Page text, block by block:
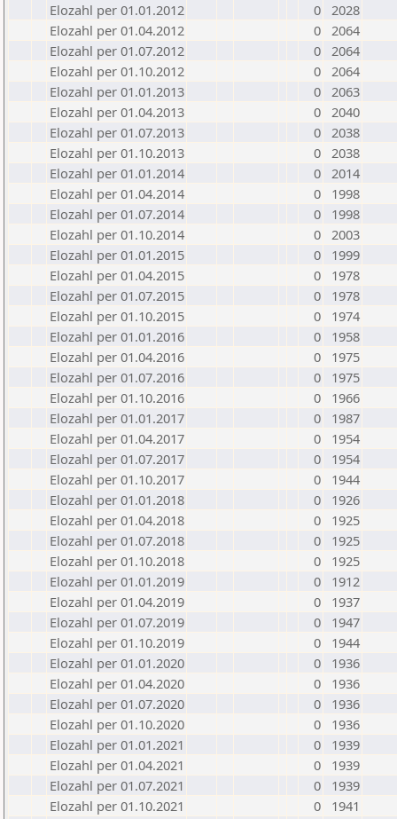
Elozahl per 01.01.2012
0 2028
Elozahl per 01.04.2012
0 2064
Elozahl per 01.07.2012
0 2064
Elozahl per 01.10.2012
0 2064
Elozahl per 01.01.2013
0 2063
Elozahl per 01.04.2013
0 2040
Elozahl per 01.07.2013
0 2038
Elozahl per 01.10.2013
0 2038
Elozahl per 01.01.2014
0 2014
Elozahl per 01.04.2014
0
1998
Elozahl per 01.07.2014
0
1998
Elozahl per 01.10.2014
0 2003
Elozahl per 01.01.2015
0
1999
Elozahl per 01.04.2015
0
1978
Elozahl per 01.07.2015
0
1978
Elozahl per 01.10.2015
0
1974
Elozahl per 01.01.2016
0
1958
Elozahl per 01.04.2016
0
1975
Elozahl per 01.07.2016
0
1975
Elozahl per 01.10.2016
0
1966
Elozahl per 01.01.2017
0
1987
Elozahl per 01.04.2017
0
1954
Elozahl per 01.07.2017
0
1954
Elozahl per 01.10.2017
0
1944
Elozahl per 01.01.2018
0
1926
Elozahl per 01.04.2018
0
1925
Elozahl per 01.07.2018
0
1925
Elozahl per 01.10.2018
0
1925
Elozahl per 01.01.2019
0
1912
Elozahl per 01.04.2019
0
1937
Elozahl per 01.07.2019
0
1947
Elozahl per 01.10.2019
0
1944
Elozahl per 01.01.2020
0
1936
Elozahl per 01.04.2020
0
1936
Elozahl per 01.07.2020
0
1936
Elozahl per 01.10.2020
0
1936
Elozahl per 01.01.2021
0
1939
Elozahl per 01.04.2021
0
1939
Elozahl per 01.07.2021
0
1939
Elozahl per 01.10.2021
0
1941